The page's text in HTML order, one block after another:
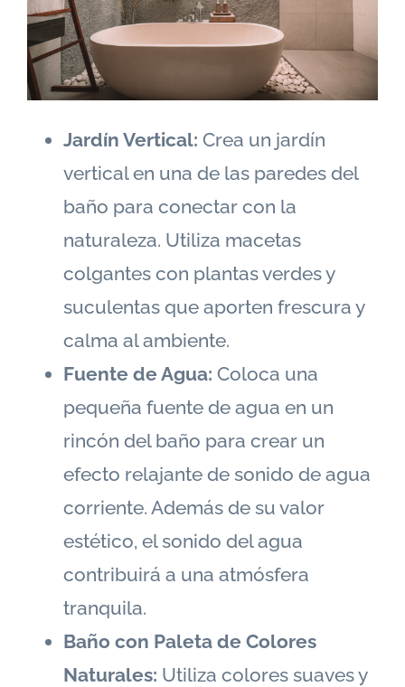
Jardín Vertical: Crea un jardín
vertical en una de las paredes del
baño para conectar con la
naturaleza. Utiliza macetas
colgantes con plantas verdes y
suculentas que aporten frescura y
calma al ambiente.
Fuente de Agua: Coloca una
pequeña fuente de agua en un
rincón del baño para crear un
efecto relajante de sonido de agua
corriente. Además de su valor
estético, el sonido del agua
contribuirá a una atmósfera
tranquila.
Baño con Paleta de Colores
Naturales: Utiliza colores suaves y